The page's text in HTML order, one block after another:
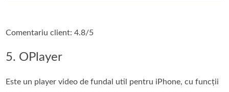
Comentariu client: 4.8/5
5. OPlayer
Este un player video de fundal util pentru iPhone, cu funcții